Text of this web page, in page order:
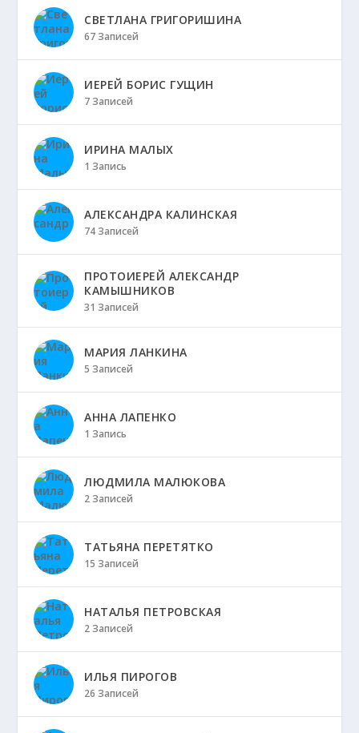
СВЕТЛАНА ГРИГОРИШИНА
67 Записей
ИЕРЕЙ БОРИС ГУЩИН
7 Записей
ИРИНА МАЛЫХ
1 Запись
АЛЕКСАНДРА КАЛИНСКАЯ
74 Записей
ПРОТОИЕРЕЙ АЛЕКСАНДР
КАМЫШНИКОВ
31 Записей
МАРИЯ ЛАНКИНА
5 Записей
АННА ЛАПЕНКО
1 Запись
ЛЮДМИЛА МАЛЮКОВА
2 Записей
ТАТЬЯНА ПЕРЕТЯТКО
15 Записей
НАТАЛЬЯ ПЕТРОВСКАЯ
2 Записей
ИЛЬЯ ПИРОГОВ
26 Записей